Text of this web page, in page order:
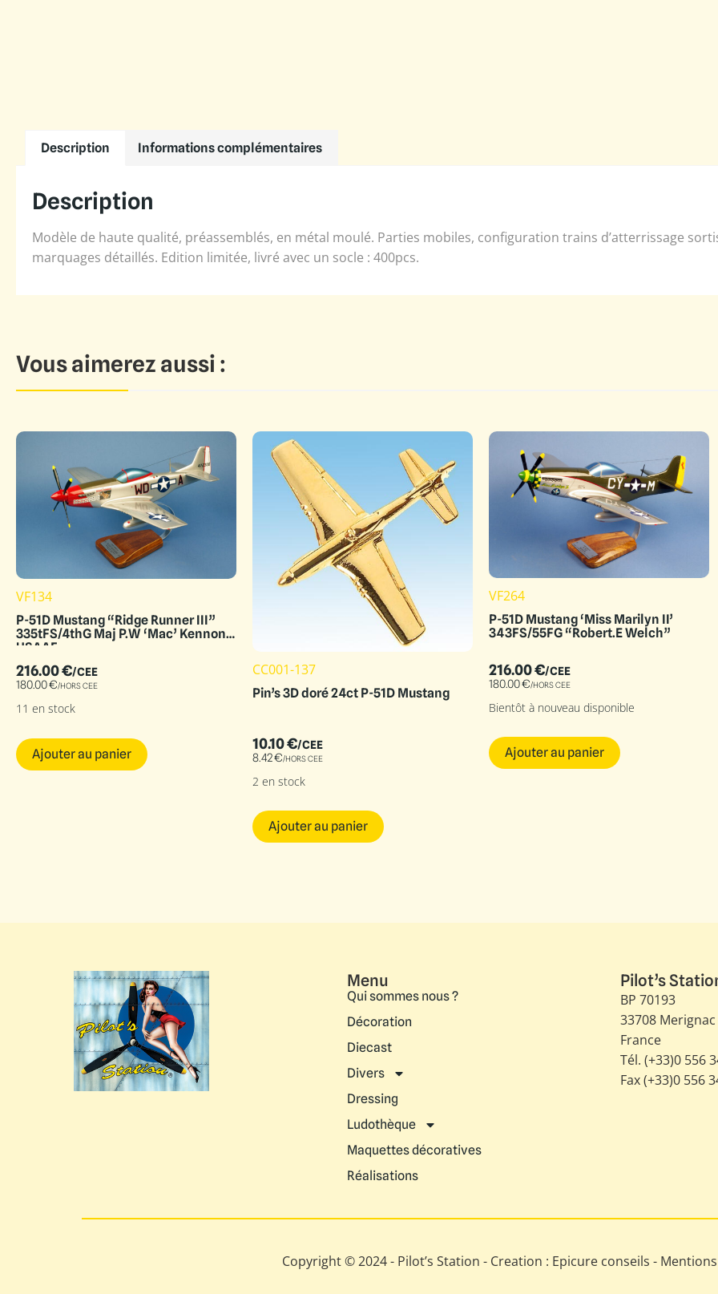
Description Informations complémentaires
Description
Modèle de haute qualité, préassemblés, en métal moulé. Parties mobiles, configuration trains d’atterrissage
marquages détaillés. Edition limitée, livré avec un socle : 400pcs.
Vous aimerez aussi :
VF134
P-51D Mustang “Ridge Runner III”
335tFS/4thG Maj P.W ‘Mac’ Kennon
USAAF
216.00€/CEE
180.00€/HORS CEE
11 en stock
Ajouter au panier
CC001-137
Pin’s 3D doré 24ct P-51D Mustang
10.10€/CEE
8.42€/HORS CEE
2 en stock
Ajouter au panier
VF264
P-51D Mustang ‘Miss Marilyn II’
343FS/55FG “Robert.E Welch”
216.00€/CEE
180.00€/HORS CEE
Bientôt à nouveau disponible
Ajouter au panier
Menu
Qui sommes nous ?
Décoration
Diecast
Divers
Dressing
Ludothèque
Maquettes décoratives
Réalisations
Pilot’s
BP 70193
33708
France
Tél. (+33)0 556
Fax (+33)0 556
Copyright © 2024 - Pilot’s Station - Creation : Epicure conseils -